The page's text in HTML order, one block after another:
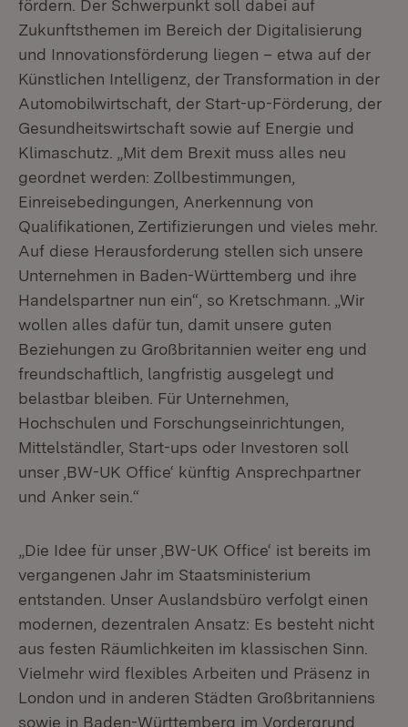
fördern. Der Schwerpunkt soll dabei auf
Zukunftsthemen im Bereich der Digitalisierung
und Innovationsförderung liegen – etwa auf der
Künstlichen Intelligenz, der Transformation in der
Automobilwirtschaft, der Start-up-Förderung, der
Gesundheitswirtschaft sowie auf Energie und
Klimaschutz. „Mit dem Brexit muss alles neu
geordnet werden: Zollbestimmungen,
Einreisebedingungen, Anerkennung von
Qualifikationen, Zertifizierungen und vieles mehr.
Auf diese Herausforderung stellen sich unsere
Unternehmen in Baden-Württemberg und ihre
Handelspartner nun ein“, so Kretschmann. „Wir
wollen alles dafür tun, damit unsere guten
Beziehungen zu Großbritannien weiter eng und
freundschaftlich, langfristig ausgelegt und
belastbar bleiben. Für Unternehmen,
Hochschulen und Forschungseinrichtungen,
Mittelständler, Start-ups oder Investoren soll
unser ,BW-UK Office‘ künftig Ansprechpartner
und Anker sein.“
„Die Idee für unser ,BW-UK Office‘ ist bereits im
vergangenen Jahr im Staatsministerium
entstanden. Unser Auslandsbüro verfolgt einen
modernen, dezentralen Ansatz: Es besteht nicht
aus festen Räumlichkeiten im klassischen Sinn.
Vielmehr wird flexibles Arbeiten und Präsenz in
London und in anderen Städten Großbritanniens
sowie in Baden-Württemberg im Vordergrund